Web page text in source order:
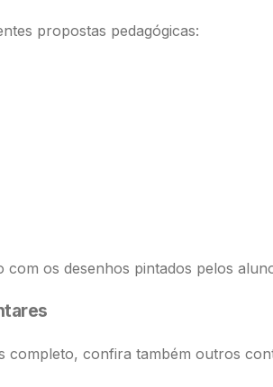
propostas pedagógicas:
os desenhos pintados pelos
completo, confira também outros